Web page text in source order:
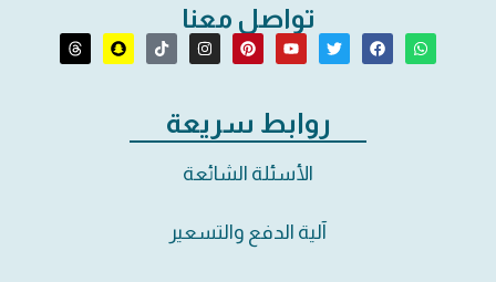
تواصل معنا
روابط سريعة
الأسئلة الشائعة
آلية الدفع والتسعير